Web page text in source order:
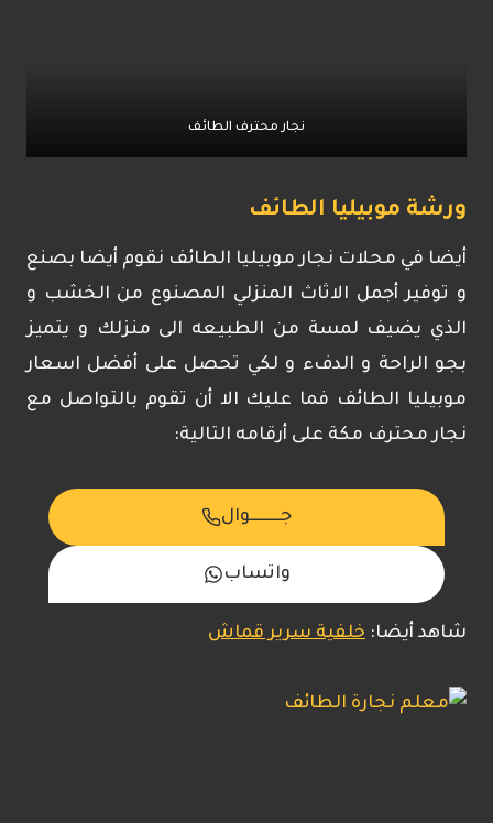
نجار محترف الطائف
ورشة موبيليا الطائف
أيضا في محلات نجار موبيليا الطائف نقوم أيضا بصنع
و توفير أجمل الاثاث المنزلي المصنوع من الخشب و
الذي يضيف لمسة من الطبيعه الى منزلك و يتميز
بجو الراحة و الدفء و لكي تحصل على أفضل اسعار
موبيليا الطائف فما عليك الا أن تقوم بالتواصل مع
نجار محترف مكة على أرقامه التالية:
جـــــــــوال
واتساب
شاهد أيضا: خلفية سرير قماش